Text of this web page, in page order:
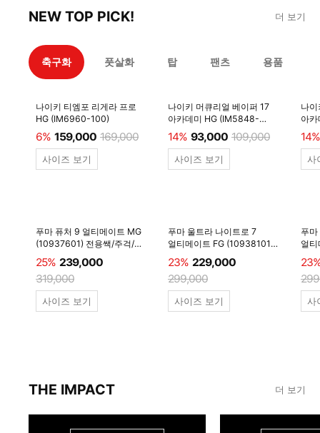
NEW TOP PICK! 더 보기
축구화 풋살화 탑 팬츠 용품
나이키 티엠포 리게라 프로
HG (IM6960-100)
6% 159,000 169,000
사이즈 보기
나이키 머큐리얼 베이퍼 17
아카데미 HG (IM5848-
600)
14% 93,000 109,000
사이즈 보기
나
아
14%
사
푸마 퓨처 9 얼티메이트 MG
(10937601) 전용쌕/주걱/
양말 #
25% 239,000
319,000
사이즈 보기
푸마 울트라 나이트로 7
얼티메이트 FG (10938101)
전용쌕/주걱/양말 #
23% 229,000
299,000
사이즈 보기
푸
얼
전
사
THE IMPACT 더 보기